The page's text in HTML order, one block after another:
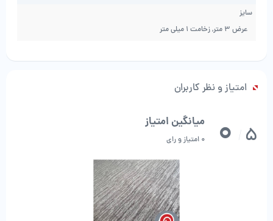
سایز
عرض 3 متر, زخامت 1 میلی متر
امتیاز و نظر کاربران
5
0 میانگین امتیاز
0 امتیاز و رای